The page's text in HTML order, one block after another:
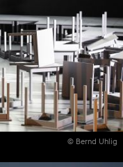
© Bernd Uhlig